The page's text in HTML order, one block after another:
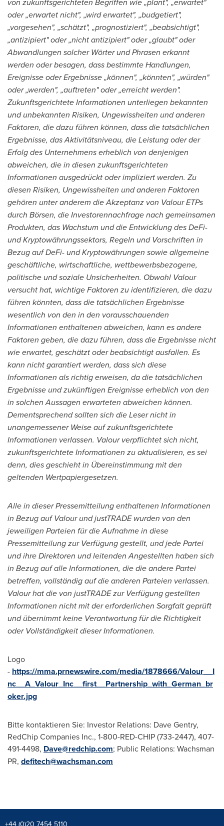
oder „erwartet nicht", „wird erwartet", „budgetiert",
„vorgesehen", „schätzt", „prognostiziert", „beabsichtigt",
„antizipiert" oder „nicht antizipiert" oder „glaubt" oder
Abwandlungen solcher Wörter und Phrasen erkannt
werden oder besagen, dass bestimmte Handlungen,
Ereignisse oder Ergebnisse „können", „könnten", „würden"
oder „werden", „auftreten" oder „erreicht werden".
Zukunftsgerichtete Informationen unterliegen bekannten
und unbekannten Risiken, Ungewissheiten und anderen
Faktoren, die dazu führen können, dass die tatsächlichen
Ergebnisse, das Aktivitätsniveau, die Leistung oder der
Erfolg des Unternehmens erheblich von denjenigen
abweichen, die in diesen zukunftsgerichteten
Informationen ausgedrückt oder impliziert werden. Zu
diesen Risiken, Ungewissheiten und anderen Faktoren
gehören unter anderem die Akzeptanz von Valour ETPs
durch Börsen, die Investorennachfrage nach gemeinsamen
Produkten, das Wachstum und die Entwicklung des DeFi-
und Kryptowährungssektors, Regeln und Vorschriften in
Bezug auf DeFi- und Kryptowährungen sowie allgemeine
geschäftliche, wirtschaftliche, wettbewerbsbezogene,
politische und soziale Unsicherheiten. Obwohl Valour
versucht hat, wichtige Faktoren zu identifizieren, die dazu
führen könnten, dass die tatsächlichen Ergebnisse
wesentlich von den in den vorausschauenden
Informationen enthaltenen abweichen, kann es andere
Faktoren geben, die dazu führen, dass die Ergebnisse nicht
wie erwartet, geschätzt oder beabsichtigt ausfallen. Es
kann nicht garantiert werden, dass sich diese
Informationen als richtig erweisen, da die tatsächlichen
Ergebnisse und zukünftigen Ereignisse erheblich von den
in solchen Aussagen erwarteten abweichen können.
Dementsprechend sollten sich die Leser nicht in
unangemessener Weise auf zukunftsgerichtete
Informationen verlassen. Valour verpflichtet sich nicht,
zukunftsgerichtete Informationen zu aktualisieren, es sei
denn, dies geschieht in Übereinstimmung mit den
geltenden Wertpapiergesetzen.
Alle in dieser Pressemitteilung enthaltenen Informationen
in Bezug auf Valour und justTRADE wurden von den
jeweiligen Parteien für die Aufnahme in diese
Pressemitteilung zur Verfügung gestellt, und jede Partei
und ihre Direktoren und leitenden Angestellten haben sich
in Bezug auf alle Informationen, die die andere Partei
betreffen, vollständig auf die anderen Parteien verlassen.
Valour hat die von justTRADE zur Verfügung gestellten
Informationen nicht mit der erforderlichen Sorgfalt geprüft
und übernimmt keine Verantwortung für die Richtigkeit
oder Vollständigkeit dieser Informationen.
Logo
- https://mma.prnewswire.com/media/1878666/Valour__I
nc__A_Valour_Inc__first__Partnership_with_German_br
oker.jpg
Bitte kontaktieren Sie: Investor Relations: Dave Gentry,
RedChip Companies Inc., 1-800-RED-CHIP (733-2447), 407-
491-4498, Dave@redchip.com; Public Relations: Wachsman
PR, defitech@wachsman.com
+44 (0)20 7454 5110